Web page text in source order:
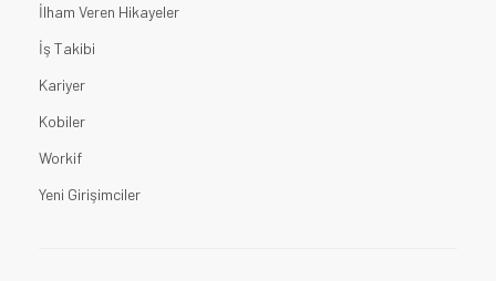
İlham Veren Hikayeler
İş Takibi
Kariyer
Kobiler
Workif
Yeni Girişimciler